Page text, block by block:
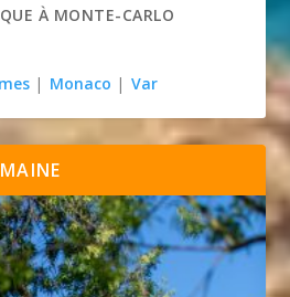
À MONTE-CARLO
| Monaco | Var